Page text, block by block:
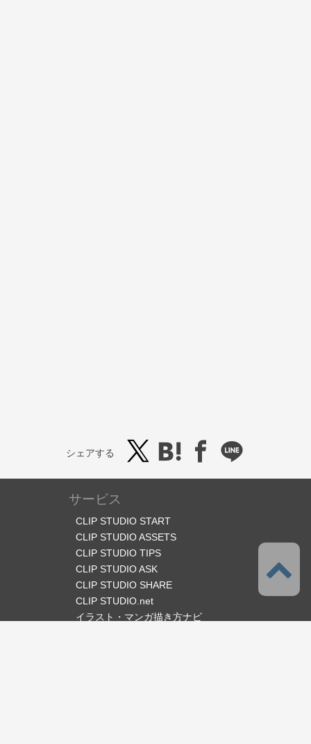
シェアする
サービス
CLIP STUDIO START
CLIP STUDIO ASSETS
CLIP STUDIO TIPS
CLIP STUDIO ASK
CLIP STUDIO SHARE
CLIP STUDIO.net
イラスト・マンガ描き方ナビ